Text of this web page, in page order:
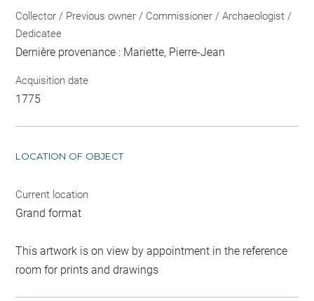
Collector / Previous owner / Commissioner / Archaeologist /
Dedicatee
Dernière provenance : Mariette, Pierre-Jean
Acquisition date
1775
LOCATION OF OBJECT
Current location
Grand format
This artwork is on view by appointment in the reference
room for prints and drawings